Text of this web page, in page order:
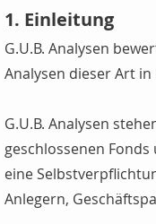
1. Einleitung
G.U.B. Analysen
Analysen dieser Art
G.U.B. Analysen
geschlossenen
eine
Anlegern,